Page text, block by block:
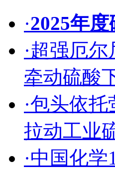
·2025年
·超强厄
牵动硫酸
·包头依
拉动工业
·中国化